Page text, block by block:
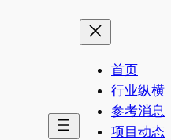
首页
行业纵横
参考消息
项目动态